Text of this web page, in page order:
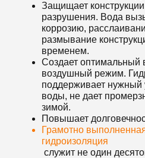
Защищает
разрушения. Вода
коррозию,
размывание
временем.
Создает оптимальный
воздушный режим.
поддерживает нужный
воды, не дает
зимой.
Повышает
Грамотно
гидроизоляция
служит не один